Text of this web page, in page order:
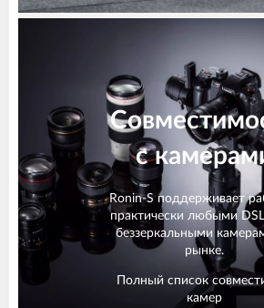
с
Ronin-S поддерживает
практически любыми
беззеркальными
рынке.
Полный список
камер